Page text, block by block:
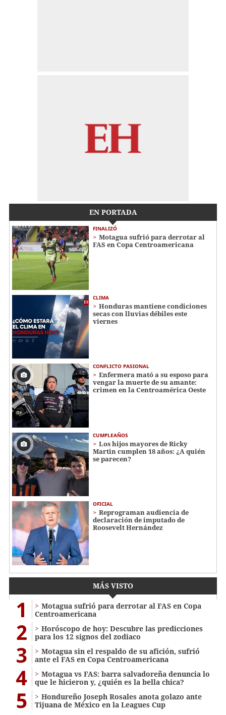
EN PORTADA
FINALIZÓ
Motagua sufrió para derrotar al
FAS en Copa Centroamericana
CLIMA
Honduras mantiene condiciones
secas con lluvias débiles este
viernes
CONFLICTO PASIONAL
Enfermera mató a su esposo para
vengar la muerte de su amante:
crimen en la Centroamérica Oeste
CUMPLEAÑOS
Los hijos mayores de Ricky
Martin cumplen 18 años: ¿A quién
se parecen?
OFICIAL
Reprograman audiencia de
declaración de imputado de
Roosevelt Hernández
MÁS VISTO
1
Motagua sufrió para derrotar al FAS en Copa
Centroamericana
2
Horóscopo de hoy: Descubre las predicciones
para los 12 signos del zodiaco
3
Motagua sin el respaldo de su afición, sufrió
ante el FAS en Copa Centroamericana
4
Motagua vs FAS: barra salvadoreña denuncia lo
que le hicieron y, ¿quién es la bella chica?
5
Hondureño Joseph Rosales anota golazo ante
Tijuana de México en la Leagues Cup